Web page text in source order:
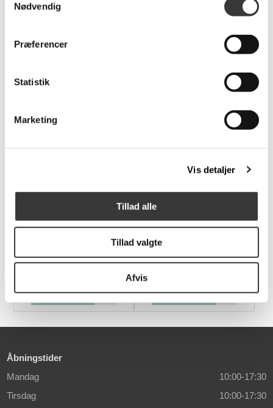
Nødvendig
Præferencer
Statistik
Marketing
Vis detaljer
Tillad alle
Tillad valgte
Afvis
2.999,00 DKK
Skovby SM 24
3.224,00 DKK 16.499,00 DKK
Åbningstider
Mandag
10:00-17:30
Tirsdag
10:00-17:30